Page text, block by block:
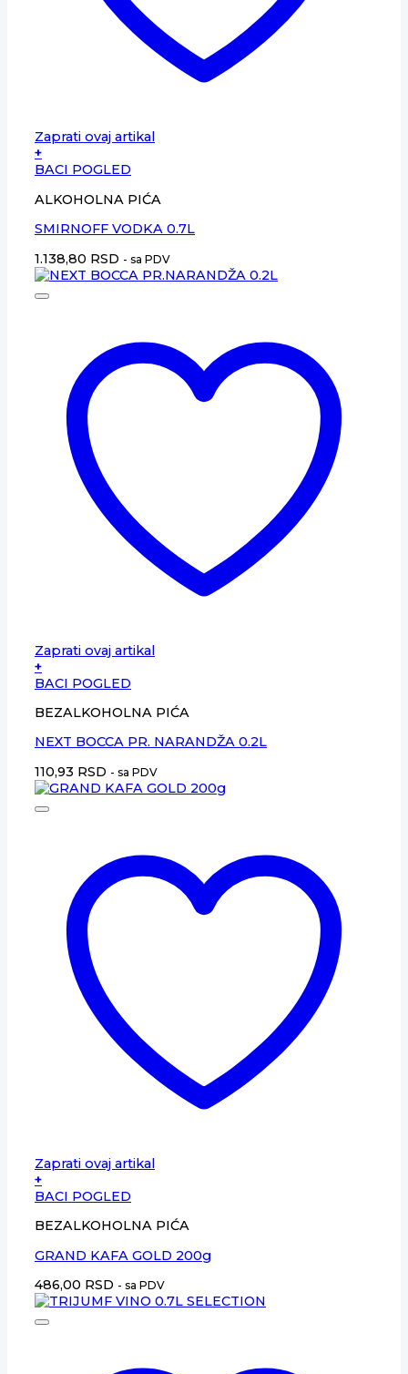
Zaprati ovaj artikal
+
BACI POGLED
ALKOHOLNA PIĆA
SMIRNOFF VODKA 0.7L
1.138,80 RSD - sa PDV
Zaprati ovaj artikal
+
BACI POGLED
BEZALKOHOLNA PIĆA
NEXT BOCCA PR. NARANDŽA 0.2L
110,93 RSD - sa PDV
Zaprati ovaj artikal
+
BACI POGLED
BEZALKOHOLNA PIĆA
GRAND KAFA GOLD 200g
486,00 RSD - sa PDV